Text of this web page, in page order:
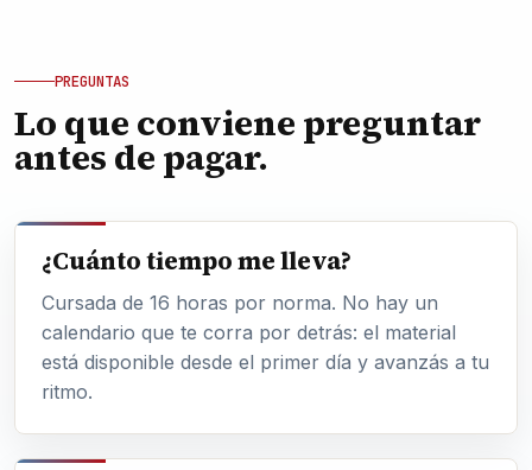
PREGUNTAS
Lo que conviene preguntar
antes de pagar.
¿Cuánto tiempo me lleva?
Cursada de 16 horas por norma. No hay un
calendario que te corra por detrás: el material
está disponible desde el primer día y avanzás a tu
ritmo.